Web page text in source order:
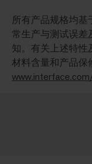
所有产品规格均
常生产与测试误差
知。有关上述特性
材料含量和产品保